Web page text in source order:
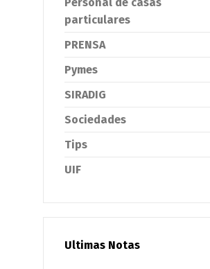
particulares
PRENSA
Pymes
SIRADIG
Sociedades
Tips
UIF
Ultimas Notas